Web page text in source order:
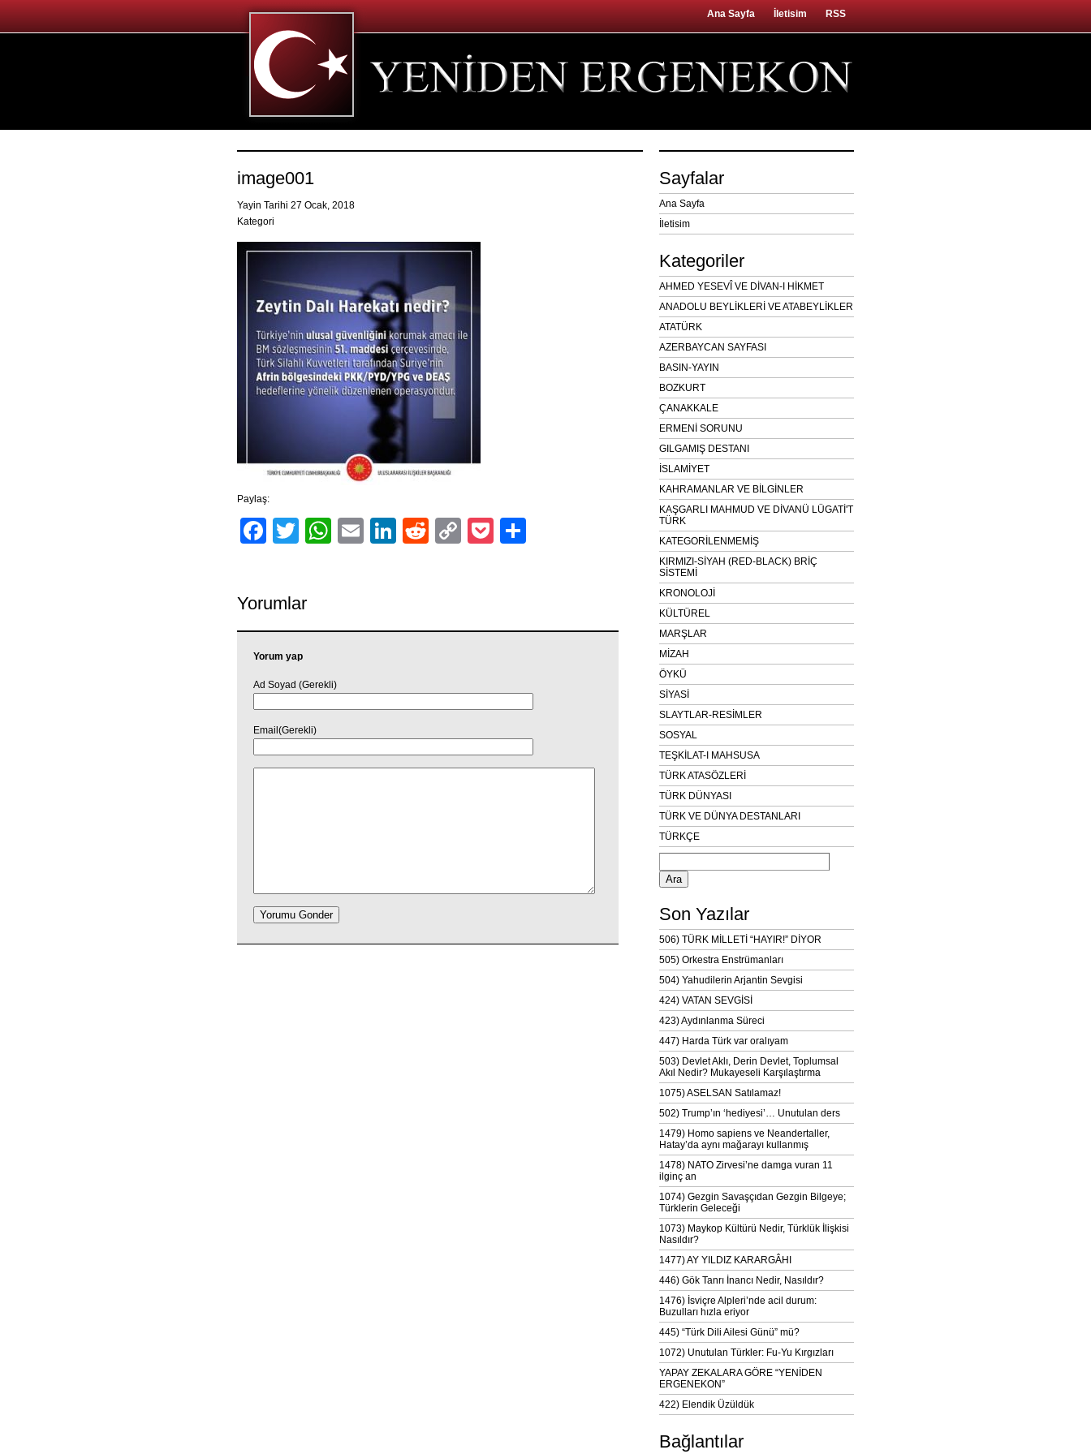
Ana Sayfa İletisim RSS
image001
Yayin Tarihi 27 Ocak, 2018
Kategori
Paylaş:
Facebook
TwitterWhatsApp
EmailLinkedIn
RedditCopyPocket
Yorumlar
Yorum yap
Ad Soyad (Gerekli)
Email(Gerekli)
Sayfalar
Ana Sayfa
İletisim
Kategoriler
AHMED YESEVÎ VE DİVAN-I HİKMET
ANADOLU BEYLİKLERİ VE ATABEYLİKLER
ATATÜRK
AZERBAYCAN SAYFASI
BASIN-YAYIN
BOZKURT
ÇANAKKALE
ERMENİ SORUNU
GILGAMIŞ DESTANI
İSLAMİYET
KAHRAMANLAR VE BİLGİNLER
KAŞGARLI MAHMUD VE DİVANÜ LÜGATİ'T
TÜRK
KATEGORİLENMEMİŞ
KIRMIZI-SİYAH (RED-BLACK) BRİÇ
SİSTEMİ
KRONOLOJİ
KÜLTÜREL
MARŞLAR
MİZAH
ÖYKÜ
SİYASİ
SLAYTLAR-RESİMLER
SOSYAL
TEŞKİLAT-I MAHSUSA
TÜRK ATASÖZLERİ
TÜRK DÜNYASI
TÜRK VE DÜNYA DESTANLARI
TÜRKÇE
Arama:
Son Yazılar
506) TÜRK MİLLETİ “HAYIR!” DİYOR
505) Orkestra Enstrümanları
504) Yahudilerin Arjantin Sevgisi
424) VATAN SEVGİSİ
423) Aydınlanma Süreci
447) Harda Türk var oralıyam
503) Devlet Aklı, Derin Devlet, Toplumsal
Akıl Nedir? Mukayeseli Karşılaştırma
1075) ASELSAN Satılamaz!
502) Trump’ın ‘hediyesi’… Unutulan ders
1479) Homo sapiens ve Neandertaller,
Hatay’da aynı mağarayı kullanmış
1478) NATO Zirvesi’ne damga vuran 11
ilginç an
1074) Gezgin Savaşçıdan Gezgin Bilgeye;
Türklerin Geleceği
1073) Maykop Kültürü Nedir, Türklük İlişkisi
Nasıldır?
1477) AY YILDIZ KARARGÂHI
446) Gök Tanrı İnancı Nedir, Nasıldır?
1476) İsviçre Alpleri’nde acil durum:
Buzulları hızla eriyor
445) “Türk Dili Ailesi Günü” mü?
1072) Unutulan Türkler: Fu-Yu Kırgızları
YAPAY ZEKALARA GÖRE “YENİDEN
ERGENEKON”
422) Elendik Üzüldük
Bağlantılar